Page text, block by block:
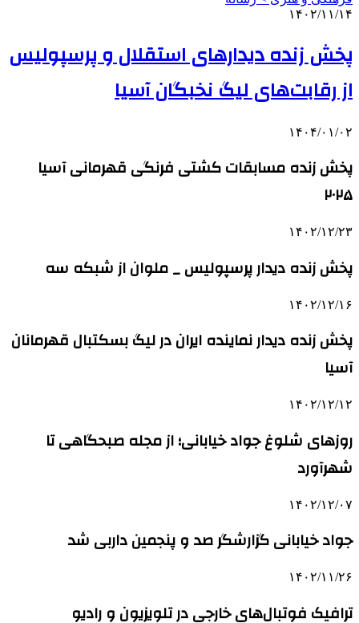
۱۴۰۲/۱۱/۱۴
پخش زنده دیدارهای استقلال و پرسپولیس
از رقابت‌های لیگ نخبگان آسیا
۱۴۰۴/۰۱/۰۲
پخش زنده مسابقات کشتی فرنگی قهرمانی آسیا
۲۰۲۵
۱۴۰۲/۱۲/۲۳
پخش زنده دیدار پرسپولیس _ ملوان از شبکه سه
۱۴۰۲/۱۲/۱۶
پخش زنده دیدار نماینده ایران در لیگ بسکتبال قهرمانان
آسیا
۱۴۰۲/۱۲/۱۲
روزهای شلوغ جواد خیابانی؛ از مجله صبحگاهی تا
شهرآورد
۱۴۰۲/۱۲/۰۷
جواد خیابانی گزارشگر صد و پنجمین داربی شد
۱۴۰۲/۱۱/۲۶
ترافیک فوتبال‌های خارجی در تلویزیون و رادیو